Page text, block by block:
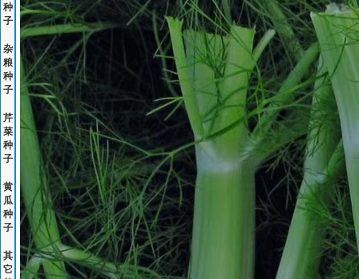
种
子
杂
粮
种
子
芹
菜
种
子
黄
瓜
种
子
其
它